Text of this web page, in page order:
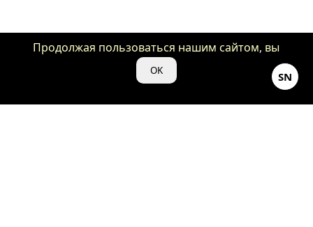
SN
Продолжая пользоваться нашим сайтом, вы
даете нам свое согласие на использование
файлов cookie для аналитики и рекламы.
OK